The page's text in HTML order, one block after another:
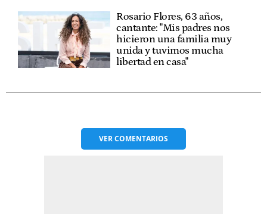
Rosario Flores, 63 años,
cantante: "Mis padres nos
hicieron una familia muy
unida y tuvimos mucha
libertad en casa"
VERCOMENTARIOS